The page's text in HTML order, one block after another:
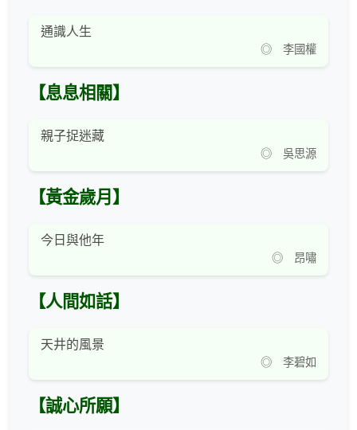
通識人生
◎ 李國權
【息息相關】
親子捉迷藏
◎ 吳思源
【黃金歲月】
今日與他年
◎ 昂嘯
【人間如話】
天井的風景
◎ 李碧如
【誠心所願】